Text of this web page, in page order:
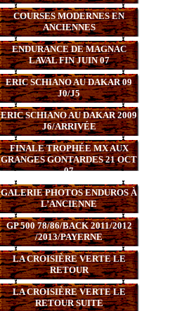
COURSES MODERNES EN
ANCIENNES
ENDURANCE DE MAGNAC
LAVAL FIN JUIN 07
ERIC SCHIANO AU DAKAR 09
J0/J5
ERIC SCHIANO AU DAKAR 2009
J6/ARRIVÉE
FINALE TROPHÉE MX AUX
GRANGES GONTARDES 21 OCT
07
GALERIE PHOTOS ENDUROS À
L’ANCIENNE
GP 500 78/86/BACK 2011/2012
/2013/PAYERNE
LA CROISIÈRE VERTE LE
RETOUR
LA CROISIÈRE VERTE LE
RETOUR SUITE